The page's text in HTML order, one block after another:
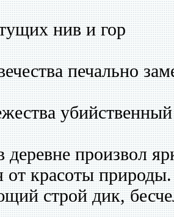
нив и гор
печально
произвол
от красоты
строй дик,